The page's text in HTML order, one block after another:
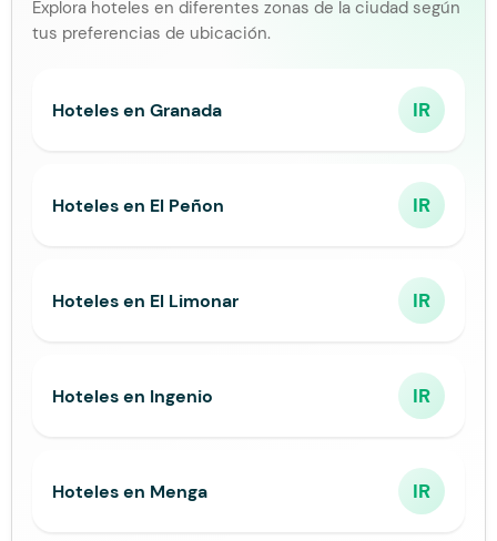
Explora hoteles en diferentes zonas de la ciudad según
tus preferencias de ubicación.
Hoteles en Granada IR
Hoteles en El Peñon IR
Hoteles en El Limonar IR
Hoteles en Ingenio IR
Hoteles en Menga IR